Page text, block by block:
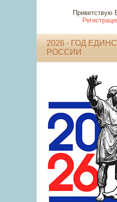
Приветствую
2026 - ГОД
РОССИИ